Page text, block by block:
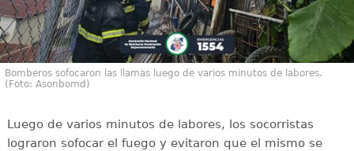
Bomberos sofocaron las llamas luego de varios minutos de labores.
(Foto: Asonbomd)
Luego de varios minutos de labores, los socorristas
lograron sofocar el fuego y evitaron que el mismo se